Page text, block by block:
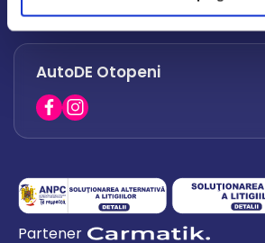
office.afumati@autode.ro
0730 063 852
0730 063 851
AutoDE Otopeni
0754 649 360
Partener